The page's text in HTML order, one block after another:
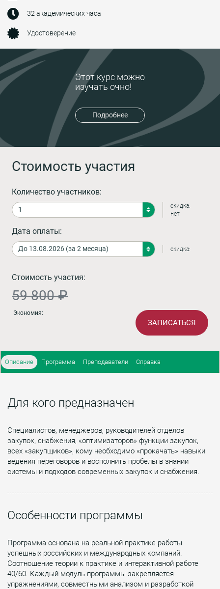
Этот курс можно
изучать очно!
Подробнее
32 академических часа
Удостоверение
Стоимость участия
Количество участников:
скидка:
нет
Дата оплаты:
скидка:
Стоимость участия:
59 800 ₽
Экономия:
ЗАПИСАТЬСЯ
Описание Программа Преподаватели Справка
Для кого предназначен
Специалистов, менеджеров, руководителей отделов
закупок, снабжения, «оптимизаторов» функции закупок,
всех «закупщиков», кому необходимо «прокачать» навыки
ведения переговоров и восполнить пробелы в знании
системы и подходов современных закупок и снабжения.
Особенности программы
Программа основана на реальной практике работы
успешных российских и международных компаний.
Соотношение теории к практике и интерактивной работе
40/60. Каждый модуль программы закрепляется
упражнениями, совместными анализом и разработкой